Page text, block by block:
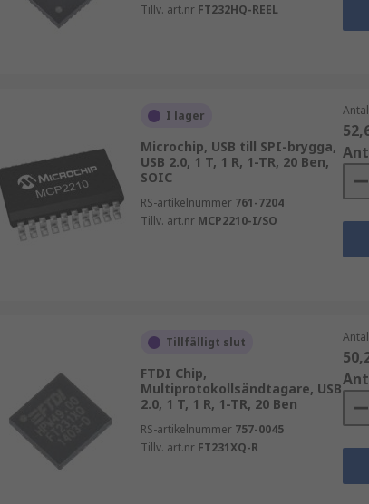
Tillv. art.nr FT232HQ-REEL
I lager
Microchip, USB till SPI-brygga,
USB 2.0, 1 T, 1 R, 1-TR, 20 Ben,
SOIC
RS-artikelnummer 761-7204
Tillv. art.nr MCP2210-I/SO
Tillfälligt slut
FTDI Chip,
Multiprotokollsändtagare, USB
2.0, 1 T, 1 R, 1-TR, 20 Ben
RS-artikelnummer 757-0045
Tillv. art.nr FT231XQ-R